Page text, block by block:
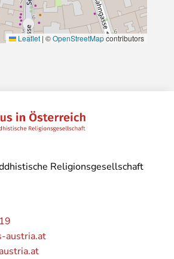
Leaflet | ©OpenStreetMapcontributors
Religionsgesellschaft
austria.at